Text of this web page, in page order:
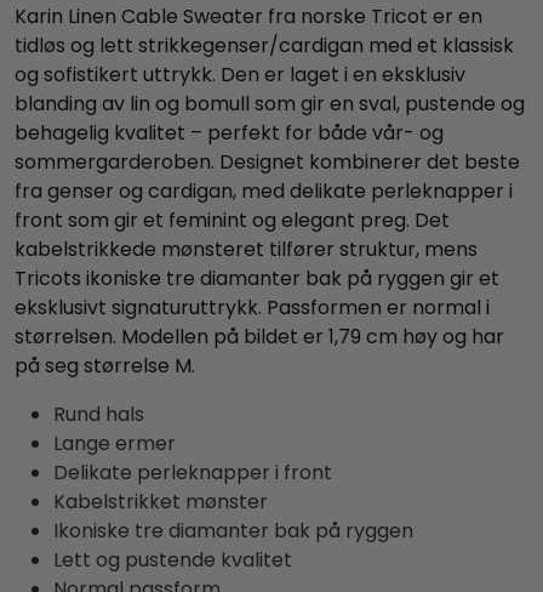
Karin Linen Cable Sweater fra norske Tricot er en
tidløs og lett strikkegenser/cardigan med et klassisk
og sofistikert uttrykk. Den er laget i en eksklusiv
blanding av lin og bomull som gir en sval, pustende og
behagelig kvalitet – perfekt for både vår- og
sommergarderoben. Designet kombinerer det beste
fra genser og cardigan, med delikate perleknapper i
front som gir et feminint og elegant preg. Det
kabelstrikkede mønsteret tilfører struktur, mens
Tricots ikoniske tre diamanter bak på ryggen gir et
eksklusivt signaturuttrykk. Passformen er normal i
størrelsen. Modellen på bildet er 1,79 cm høy og har
på seg størrelse M.
Rund hals
Lange ermer
Delikate perleknapper i front
Kabelstrikket mønster
Ikoniske tre diamanter bak på ryggen
Lett og pustende kvalitet